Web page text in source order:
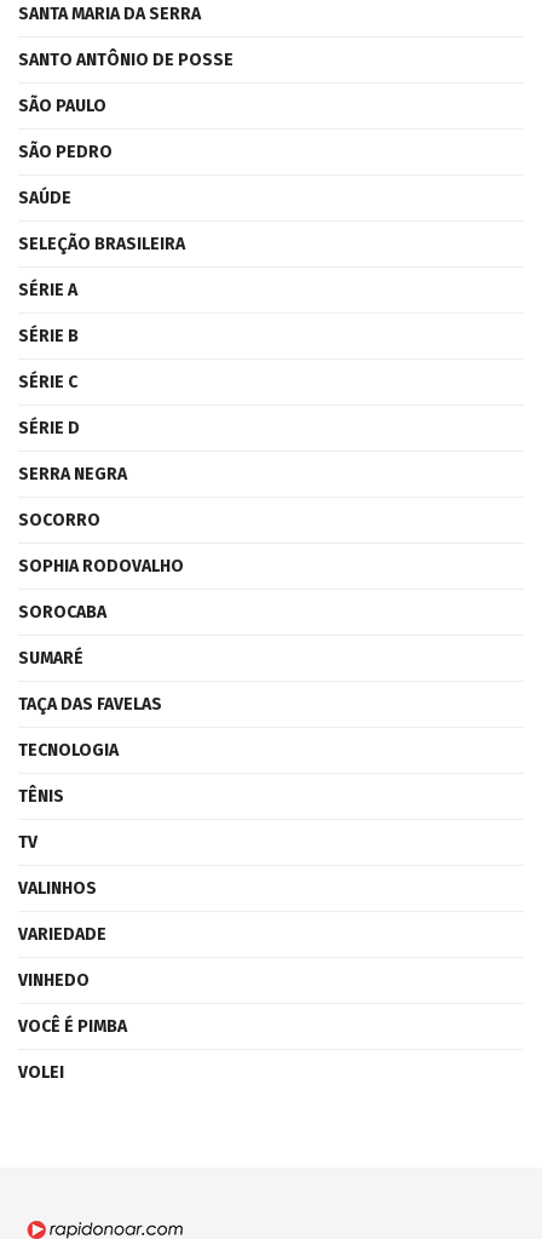
SANTA MARIA DA SERRA
SANTO ANTÔNIO DE POSSE
SÃO PAULO
SÃO PEDRO
SAÚDE
SELEÇÃO BRASILEIRA
SÉRIE A
SÉRIE B
SÉRIE C
SÉRIE D
SERRA NEGRA
SOCORRO
SOPHIA RODOVALHO
SOROCABA
SUMARÉ
TAÇA DAS FAVELAS
TECNOLOGIA
TÊNIS
TV
VALINHOS
VARIEDADE
VINHEDO
VOCÊ É PIMBA
VOLEI